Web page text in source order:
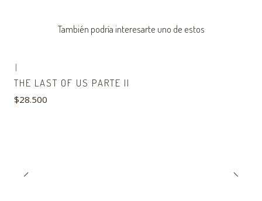
También podría interesarte uno de estos
|
THE LAST OF US PARTE II
$28.500